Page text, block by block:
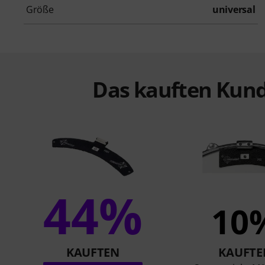
Größe universal
Das kauften
44%
KAUFTEN